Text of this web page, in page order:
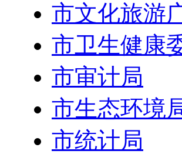
市文化旅游
市卫生健康
市审计局
市生态环境
市统计局